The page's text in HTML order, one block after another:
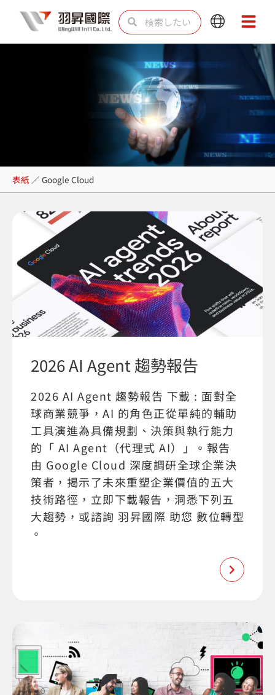
を
検
索 索
Main
Menu
Main
Menu
Google Cloud
表紙 ／ Google Cloud
2026 AI Agent 趨勢報告
2026 AI Agent 趨勢報告 下載 : 面對全
球商業競爭，AI 的角色正從單純的輔助
工具演進為具備規劃、決策與執行能力
的「 AI Agent（代理式 AI）」。報告
由 Google Cloud 深度調研全球企業決
策者，揭示了未來重塑企業價值的五大
技術路徑，立即下載報告，洞悉下列五
大趨勢，或諮詢 羽昇國際 助您 數位轉型
。